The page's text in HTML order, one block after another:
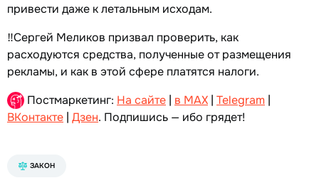
привести даже к летальным исходам.
‼️Сергей Меликов призвал проверить, как
расходуются средства, полученные от размещения
рекламы, и как в этой сфере платятся налоги.
Постмаркетинг: На сайте | в MAX | Telegram |
ВКонтакте | Дзен. Подпишись — ибо грядет!
ЗАКОН